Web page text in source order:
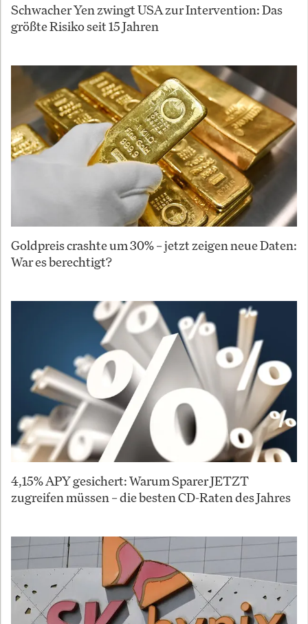
Schwacher Yen zwingt USA zur Intervention: Das
größte Risiko seit 15 Jahren
Goldpreis crashte um 30% – jetzt zeigen neue Daten:
War es berechtigt?
4,15% APY gesichert: Warum Sparer JETZT
zugreifen müssen – die besten CD-Raten des Jahres